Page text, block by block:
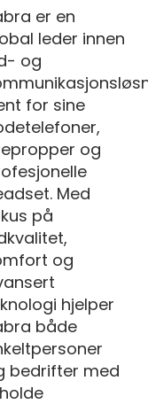
er en
leder innen
og
for sine
og
Med
på
og
hjelper
både
bedrifter med